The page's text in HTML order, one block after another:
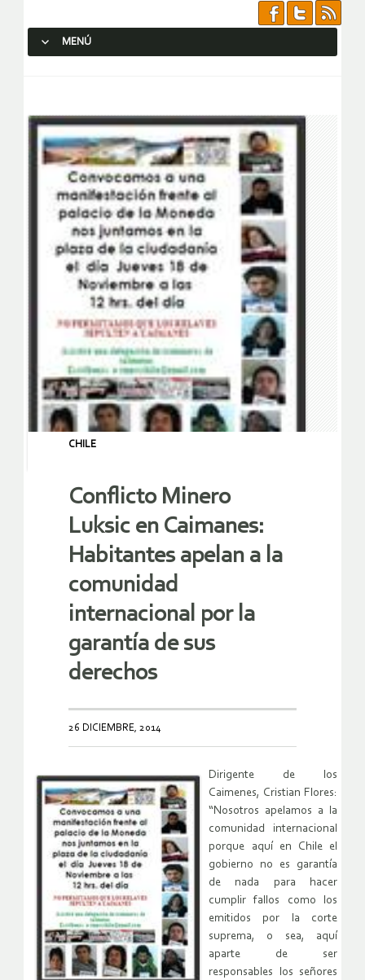
MENÚ
CHILE
Conflicto Minero
Luksic en Caimanes:
Habitantes apelan a la
comunidad
internacional por la
garantía de sus
derechos
26 DICIEMBRE, 2014
Dirigente de los
Caimenes, Cristian Flores:
“Nosotros apelamos a la
comunidad internacional
porque aquí en Chile el
gobierno no es garantía
de nada para hacer
cumplir fallos como los
emitidos por la corte
suprema, o sea, aquí
aparte de ser
responsables los señores